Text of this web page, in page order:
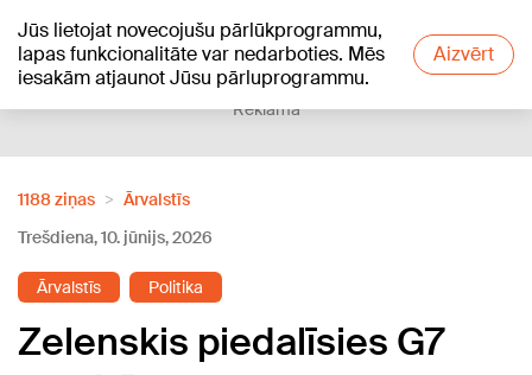
Jūs lietojat novecojušu pārlūkprogrammu,
lapas funkcionalitāte var nedarboties. Mēs
iesakām atjaunot Jūsu pārluprogrammu.
Aizvērt
+21°C
Reklāma
1188 ziņas
Ārvalstīs
Trešdiena, 10. jūnijs, 2026
Ārvalstīs Politika
Zelenskis piedalīsies G7